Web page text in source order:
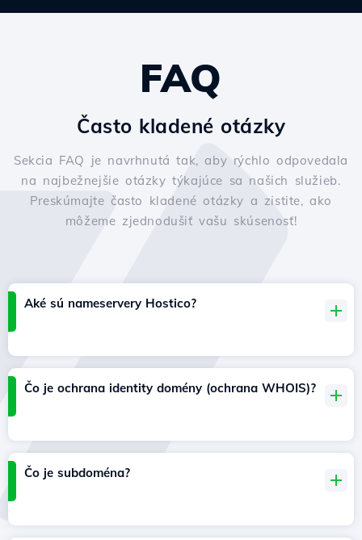
FAQ
Často kladené otázky
Sekcia FAQ je navrhnutá tak, aby rýchlo odpovedala
na najbežnejšie otázky týkajúce sa našich služieb.
Preskúmajte často kladené otázky a zistite, ako
môžeme zjednodušiť vašu skúsenosť!
Aké sú nameservery Hostico?
Čo je ochrana identity domény (ochrana WHOIS)?
Čo je subdoména?